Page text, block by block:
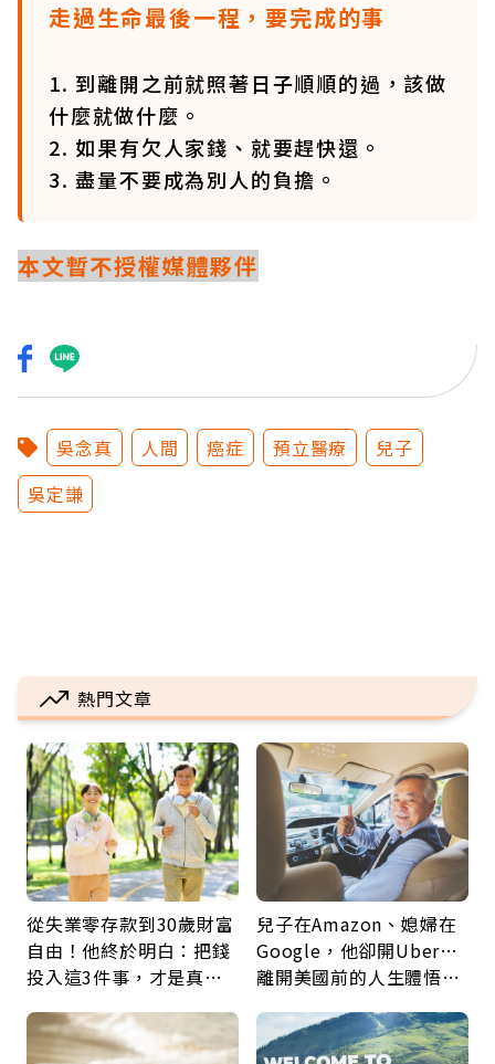
走過生命最後一程，要完成的事
1. 到離開之前就照著日子順順的過，該做
什麼就做什麼。
2. 如果有欠人家錢、就要趕快還。
3. 盡量不要成為別人的負擔。
本文暫不授權媒體夥伴
吳念真 人間 癌症 預立醫療
兒子
吳定謙
熱門文章
從失業零存款到30歲財富
自由！他終於明白：把錢
投入這3件事，才是真正
兒子在Amazon、媳婦在
Google，他卻開Uber…
離開美國前的人生體悟：